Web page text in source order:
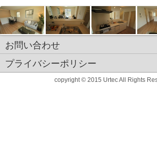
お問い合わせ
プライバシーポリシー
copyright © 2015 Urtec All Rights